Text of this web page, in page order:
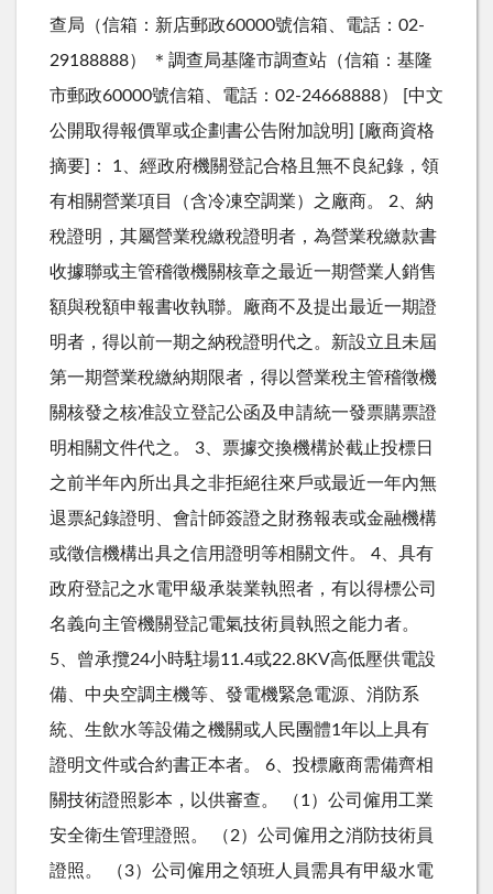
查局（信箱：新店郵政60000號信箱、電話：02-
29188888） ＊調查局基隆市調查站（信箱：基隆
市郵政60000號信箱、電話：02-24668888） [中文
公開取得報價單或企劃書公告附加說明] [廠商資格
摘要]： 1、經政府機關登記合格且無不良紀錄，領
有相關營業項目（含冷凍空調業）之廠商。 2、納
稅證明，其屬營業稅繳稅證明者，為營業稅繳款書
收據聯或主管稽徵機關核章之最近一期營業人銷售
額與稅額申報書收執聯。廠商不及提出最近一期證
明者，得以前一期之納稅證明代之。新設立且未屆
第一期營業稅繳納期限者，得以營業稅主管稽徵機
關核發之核准設立登記公函及申請統一發票購票證
明相關文件代之。 3、票據交換機構於截止投標日
之前半年內所出具之非拒絕往來戶或最近一年內無
退票紀錄證明、會計師簽證之財務報表或金融機構
或徵信機構出具之信用證明等相關文件。 4、具有
政府登記之水電甲級承裝業執照者，有以得標公司
名義向主管機關登記電氣技術員執照之能力者。
5、曾承攬24小時駐場11.4或22.8KV高低壓供電設
備、中央空調主機等、發電機緊急電源、消防系
統、生飲水等設備之機關或人民團體1年以上具有
證明文件或合約書正本者。 6、投標廠商需備齊相
關技術證照影本，以供審查。 （1）公司僱用工業
安全衛生管理證照。 （2）公司僱用之消防技術員
證照。 （3）公司僱用之領班人員需具有甲級水電